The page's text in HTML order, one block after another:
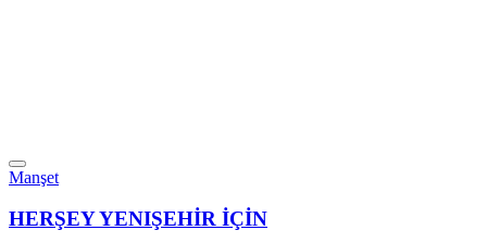
Manşet
HERŞEY YENIŞEHİR İÇİN